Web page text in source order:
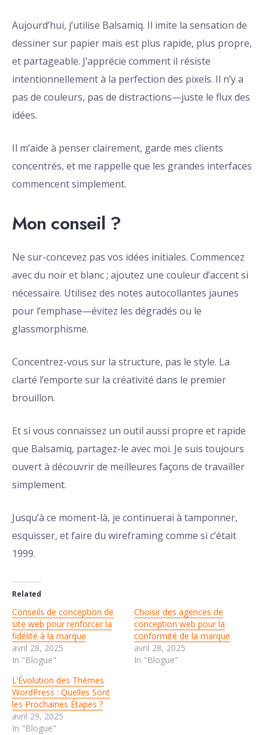
Aujourd’hui, j’utilise Balsamiq. Il imite la sensation de
dessiner sur papier mais est plus rapide, plus propre,
et partageable. J’apprécie comment il résiste
intentionnellement à la perfection des pixels. Il n’y a
pas de couleurs, pas de distractions—juste le flux des
idées.
Il m’aide à penser clairement, garde mes clients
concentrés, et me rappelle que les grandes interfaces
commencent simplement.
Mon conseil ?
Ne sur-concevez pas vos idées initiales. Commencez
avec du noir et blanc ; ajoutez une couleur d’accent si
nécessaire. Utilisez des notes autocollantes jaunes
pour l’emphase—évitez les dégradés ou le
glassmorphisme.
Concentrez-vous sur la structure, pas le style. La
clarté l’emporte sur la créativité dans le premier
brouillon.
Et si vous connaissez un outil aussi propre et rapide
que Balsamiq, partagez-le avec moi. Je suis toujours
ouvert à découvrir de meilleures façons de travailler
simplement.
Jusqu’à ce moment-là, je continuerai à tamponner,
esquisser, et faire du wireframing comme si c’était
1999.
Related
Conseils de conception de
site web pour renforcer la
fidélité à la marque
avril 28, 2025
In "Blogue"
Choisir des agences de
conception web pour la
conformité de la marque
avril 28, 2025
In "Blogue"
L’Évolution des Thèmes
WordPress : Quelles Sont
les Prochaines Étapes ?
avril 29, 2025
In "Blogue"